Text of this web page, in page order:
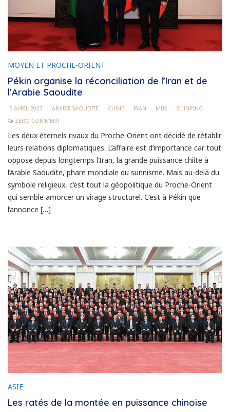
MOYEN ET PROCHE-ORIENT
Pékin organise la réconciliation de l’Iran et de
l’Arabie Saoudite
5 AVRIL 2023 ARABIE SAOUDITE CHINE IRAN MBS
XI JINPING
ZERO COMMENT
Les deux éternels rivaux du Proche-Orient ont décidé de rétablir
leurs relations diplomatiques. L’affaire est d’importance car tout
oppose depuis longtemps l’Iran, la grande puissance chiite à
l’Arabie Saoudite, phare mondiale du sunnisme. Mais au-delà du
symbole religieux, c’est tout la géopolitique du Proche-Orient
qui semble amorcer un virage structurel. C’est à Pékin que
l’annonce […]
ASIE
Les ratés de la montée en puissance chinoise